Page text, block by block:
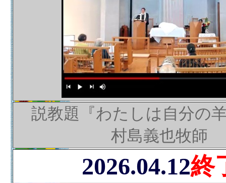
説教題『わたしは自分の
村島義也牧師
2026.04.12終